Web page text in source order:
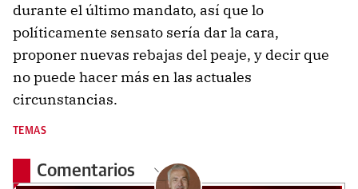
durante el último mandato, así que lo
políticamente sensato sería dar la cara,
proponer nuevas rebajas del peaje, y decir que
no puede hacer más en las actuales
circunstancias.
TEMAS
Comentarios